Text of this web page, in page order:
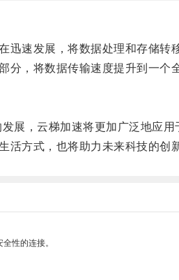
速发展，将数据处理和存储转
，将数据传输速度提升到一个
，云梯加速将更加广泛地应用
方式，也将助力未来科技的创
性的连接。